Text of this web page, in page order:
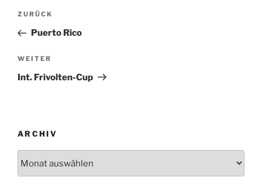
Beitragsnavigation
Vorheriger
Beitrag
ZURÜCK
Puerto Rico
Nächster
Beitrag
WEITER
Int. Frivolten-Cup
ARCHIV